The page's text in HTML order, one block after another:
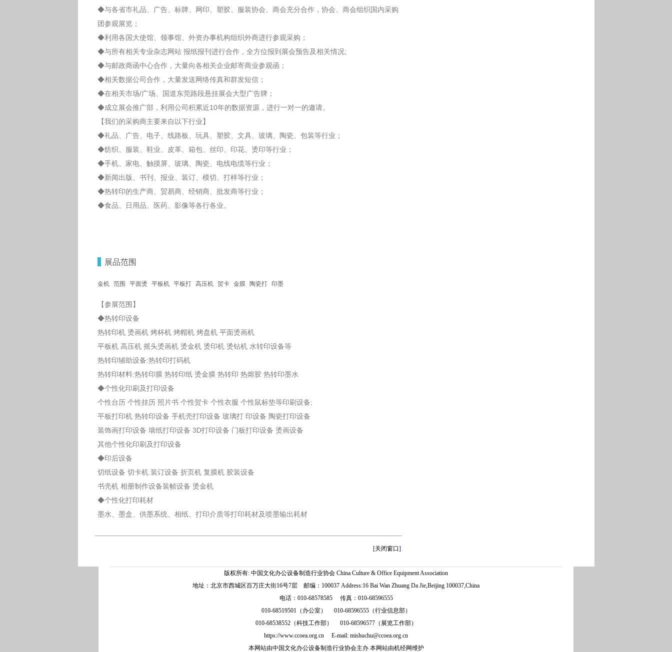
◆与各省市礼品、广告、标牌、网印、塑胶、服装协会、商会充分合作，协会、商会组织国内采购
团参观展览；
◆利用各国大使馆、领事馆、外资办事机构组织外商进行参观采购；
◆与所有相关专业杂志网站 报纸报刊进行合作，全方位报到展会预告及相关情况;
◆与邮政商函中心合作，大量向各相关企业邮寄商业参观函；
◆相关数据公司合作，大量发送网络传真和群发短信；
◆在相关市场/广场、国道东莞路段悬挂展会大型广告牌；
◆成立展会推广部，利用公司积累近10年的数据资源，进行一对一的邀请。
【我们的采购商主要来自以下行业】
◆礼品、广告、电子、线路板、玩具、塑胶、文具、玻璃、陶瓷、包装等行业；
◆纺织、服装、鞋业、皮革、箱包、丝印、印花、烫印等行业；
◆手机、家电、触摸屏、玻璃、陶瓷、电线电缆等行业；
◆新闻出版、书刊、报业、装订、模切、打样等行业；
◆热转印的生产商、贸易商、经销商、批发商等行业；
◆食品、日用品、医药、影像等各行各业。
展品范围
金机 范围 平面烫 平板机 平板打 高压机 贺卡 金膜 陶瓷打 印墨
【参展范围】
◆热转印设备
热转印机 烫画机 烤杯机 烤帽机 烤盘机 平面烫画机
平板机 高压机 摇头烫画机 烫金机 烫印机 烫钻机 水转印设备等
热转印辅助设备:热转印打码机
热转印材料:热转印膜 热转印纸 烫金膜 热转印 热熔胶 热转印墨水
◆个性化印刷及打印设备
个性台历 个性挂历 照片书 个性贺卡 个性衣服 个性鼠标垫等印刷设备;
平板打印机 热转印设备 手机壳打印设备 玻璃打 印设备 陶瓷打印设备
装饰画打印设备 墙纸打印设备 3D打印设备 门板打印设备 烫画设备
其他个性化印刷及打印设备
◆印后设备
切纸设备 切卡机 装订设备 折页机 复膜机 胶装设备
书壳机 相册制作设备装帧设备 烫金机
◆个性化打印耗材
墨水、墨盒、供墨系统、相纸、打印介质等打印耗材及喷墨输出耗材
[关闭窗口]